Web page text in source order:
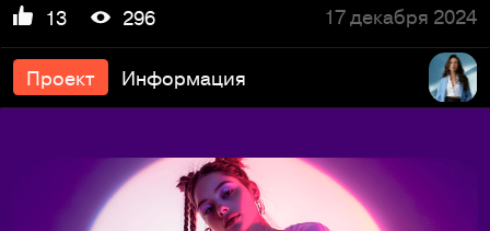
13 296 17 декабря 2024
Проект Информация